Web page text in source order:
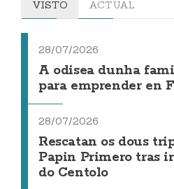
VISTO ACTUAL
28/07/2026
A odisea dunha
para emprender en
28/07/2026
Rescatan os dous
Papin Primero tras
do Centolo